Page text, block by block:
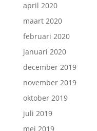
april 2020
maart 2020
februari 2020
januari 2020
december 2019
november 2019
oktober 2019
juli 2019
mei 2019